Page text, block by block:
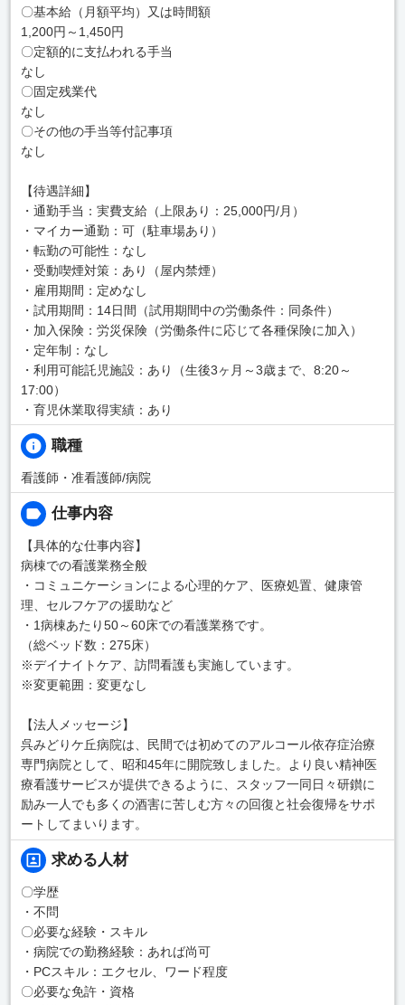
〇基本給（月額平均）又は時間額
1,200円～1,450円
〇定額的に支払われる手当
なし
〇固定残業代
なし
〇その他の手当等付記事項
なし
【待遇詳細】
・通勤手当：実費支給（上限あり：25,000円/月）
・マイカー通勤：可（駐車場あり）
・転勤の可能性：なし
・受動喫煙対策：あり（屋内禁煙）
・雇用期間：定めなし
・試用期間：14日間（試用期間中の労働条件：同条件）
・加入保険：労災保険（労働条件に応じて各種保険に加入）
・定年制：なし
・利用可能託児施設：あり（生後3ヶ月～3歳まで、8:20～
17:00）
・育児休業取得実績：あり
職種
看護師・准看護師/病院
仕事内容
【具体的な仕事内容】
病棟での看護業務全般
・コミュニケーションによる心理的ケア、医療処置、健康管
理、セルフケアの援助など
・1病棟あたり50～60床での看護業務です。
（総ベッド数：275床）
※デイナイトケア、訪問看護も実施しています。
※変更範囲：変更なし
【法人メッセージ】
呉みどりケ丘病院は、民間では初めてのアルコール依存症治療
専門病院として、昭和45年に開院致しました。より良い精神医
療看護サービスが提供できるように、スタッフ一同日々研鑚に
励み一人でも多くの酒害に苦しむ方々の回復と社会復帰をサポ
ートしてまいります。
求める人材
〇学歴
・不問
〇必要な経験・スキル
・病院での勤務経験：あれば尚可
・PCスキル：エクセル、ワード程度
〇必要な免許・資格